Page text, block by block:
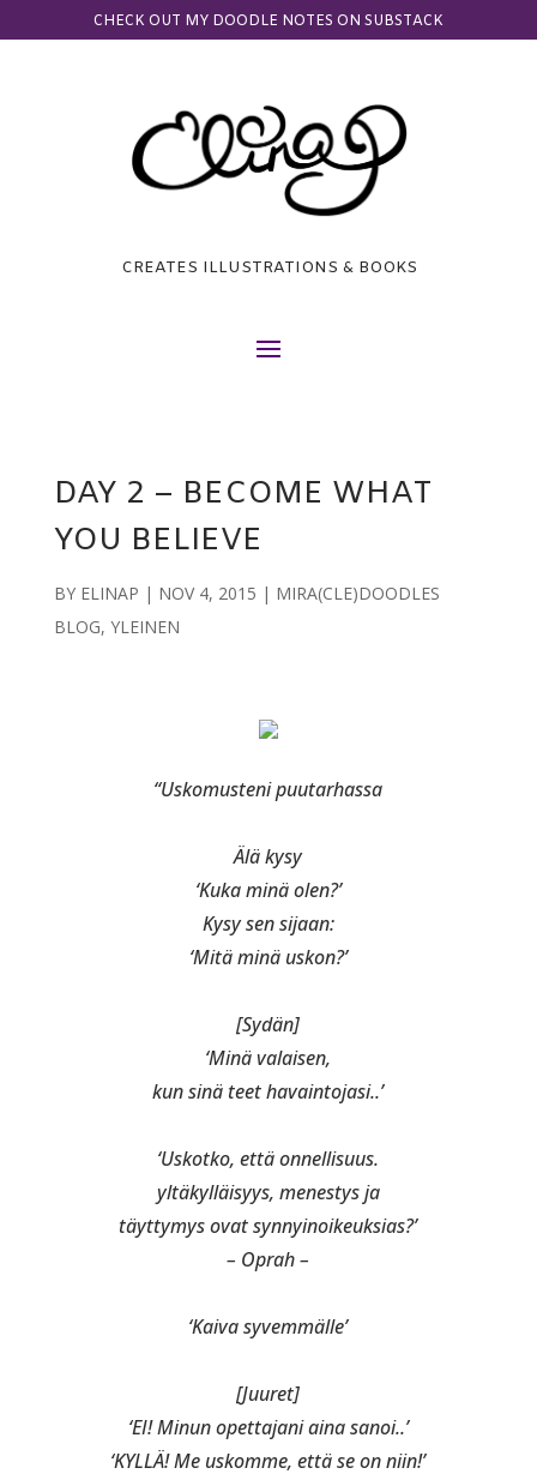
CHECK OUT MY DOODLE NOTES ON SUBSTACK
CREATES ILLUSTRATIONS & BOOKS
DAY 2 – BECOME WHAT
YOU BELIEVE
BY ELINAP | NOV 4, 2015 | MIRA(CLE)DOODLES
BLOG, YLEINEN
“Uskomusteni puutarhassa
Älä kysy
‘Kuka minä olen?’
Kysy sen sijaan:
‘Mitä minä uskon?’
[Sydän]
‘Minä valaisen,
kun sinä teet havaintojasi..’
‘Uskotko, että onnellisuus.
yltäkylläisyys, menestys ja
täyttymys ovat synnyinoikeuksias?’
– Oprah –
‘Kaiva syvemmälle’
[Juuret]
‘EI! Minun opettajani aina sanoi..’
‘KYLLÄ! Me uskomme, että se on niin!’